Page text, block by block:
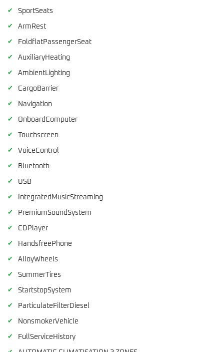
✔ SportSeats
✔ ArmRest
✔ FoldflatPassengerSeat
✔ AuxiliaryHeating
✔ AmbientLighting
✔ CargoBarrier
✔ Navigation
✔ OnboardComputer
✔ Touchscreen
✔ VoiceControl
✔ Bluetooth
✔ USB
✔ IntegratedMusicStreaming
✔ PremiumSoundSystem
✔ CDPlayer
✔ HandsfreePhone
✔ AlloyWheels
✔ SummerTires
✔ StartstopSystem
✔ ParticulateFilterDiesel
✔ NonsmokerVehicle
✔ FullServiceHistory